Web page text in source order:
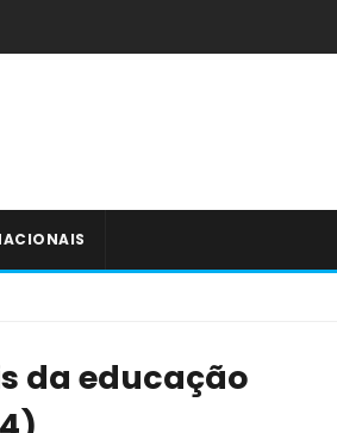
da educação